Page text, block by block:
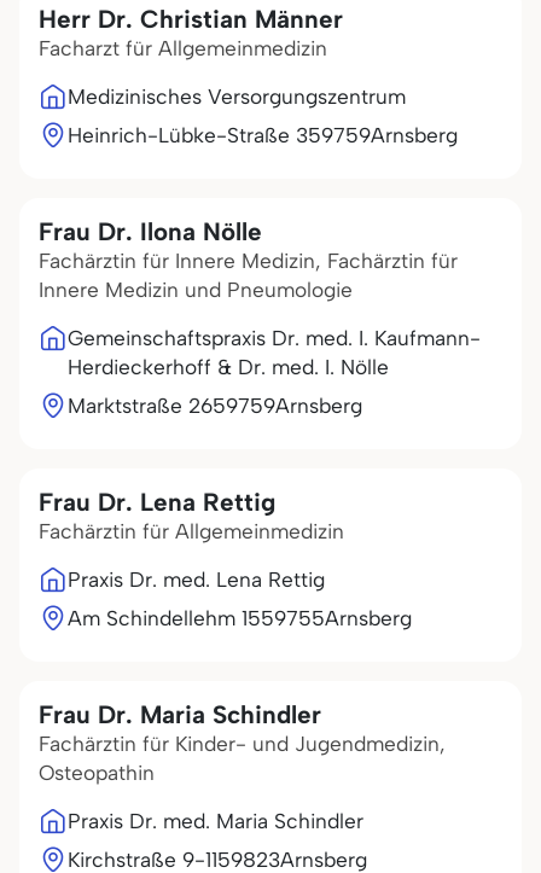
Herr Dr. Christian Männer
Facharzt für Allgemeinmedizin
Medizinisches Versorgungszentrum
Heinrich-Lübke-Straße 359759Arnsberg
Frau Dr. Ilona Nölle
Fachärztin für Innere Medizin, Fachärztin für
Innere Medizin und Pneumologie
Gemeinschaftspraxis Dr. med. I. Kaufmann-
Herdieckerhoff & Dr. med. I. Nölle
Marktstraße 2659759Arnsberg
Frau Dr. Lena Rettig
Fachärztin für Allgemeinmedizin
Praxis Dr. med. Lena Rettig
Am Schindellehm 1559755Arnsberg
Frau Dr. Maria Schindler
Fachärztin für Kinder- und Jugendmedizin,
Osteopathin
Praxis Dr. med. Maria Schindler
Kirchstraße 9-1159823Arnsberg